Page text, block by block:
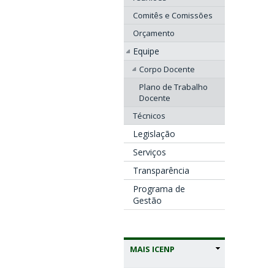
Comitês e Comissões
Orçamento
Equipe
Corpo Docente
Plano de Trabalho
Docente
Técnicos
Legislação
Serviços
Transparência
Programa de
Gestão
MAIS ICENP